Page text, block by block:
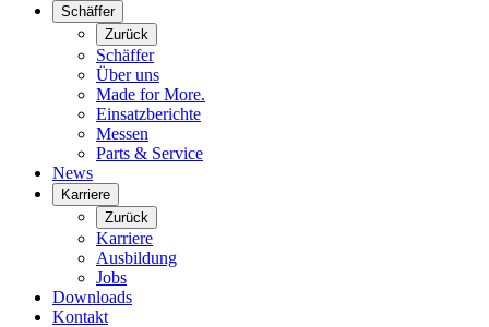
Schäffer
Zurück
Schäffer
Über uns
Made for More.
Einsatzberichte
Messen
Parts & Service
News
Karriere
Zurück
Karriere
Ausbildung
Jobs
Downloads
Kontakt